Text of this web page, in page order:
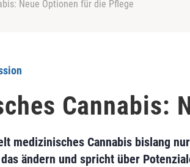
Neue Optionen für die Pflege
Cannabis:
medizinisches Cannabis bislang
ändern und spricht über